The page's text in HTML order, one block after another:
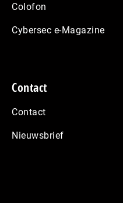
Colofon
Cybersec e-Magazine
Contact
Contact
Nieuwsbrief